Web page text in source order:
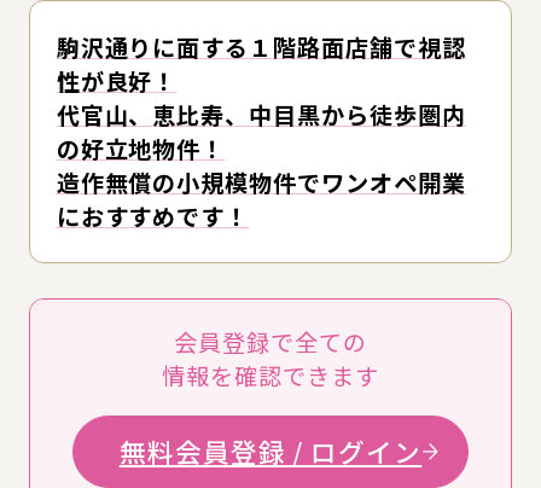
駒沢通りに面する１階路面店舗で視認
性が良好！
代官山、恵比寿、中目黒から徒歩圏内
の好立地物件！
造作無償の小規模物件でワンオペ開業
におすすめです！
会員登録で全ての
情報を確認できます
無料会員登録 / ログイン